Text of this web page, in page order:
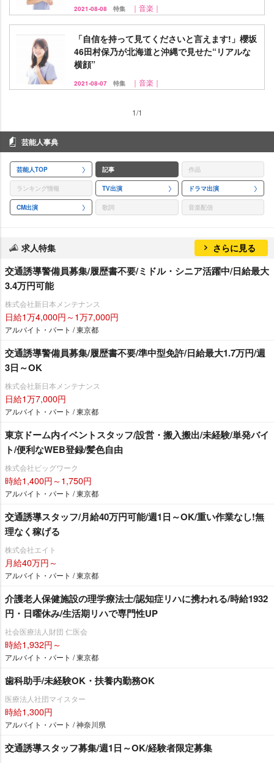
2021-08-08 特集 ｜音楽｜
「自信を持って見てくださいと言えます!」櫻坂
46田村保乃が北海道と沖縄で見せた“リアルな
横顔”
2021-08-07 特集 ｜音楽｜
1/1
芸能人事典
芸能人TOP 記事 作品
ランキング情報 TV出演 ドラマ出演
CM出演 歌詞 音楽配信
求人特集 さらに見る
交通誘導警備員募集/履歴書不要/ミドル・シニア活躍中/日給最大
3.4万円可能
株式会社新日本メンテナンス
日給1万4,000円～1万7,000円
アルバイト・パート / 東京都
交通誘導警備員募集/履歴書不要/準中型免許/日給最大1.7万円/週
3日～OK
株式会社新日本メンテナンス
日給1万7,000円
アルバイト・パート / 東京都
東京ドーム内イベントスタッフ/設営・搬入搬出/未経験/単発バイ
ト/便利なWEB登録/髪色自由
株式会社ビッグワーク
時給1,400円～1,750円
アルバイト・パート / 東京都
交通誘導スタッフ/月給40万円可能/週1日～OK/重い作業なし!無
理なく稼げる
株式会社エイト
月給40万円～
アルバイト・パート / 東京都
介護老人保健施設の理学療法士/認知症リハに携われる/時給1932
円・日曜休み/生活期リハで専門性UP
社会医療法人財団 仁医会
時給1,932円～
アルバイト・パート / 東京都
歯科助手/未経験OK・扶養内勤務OK
医療法人社団マイスター
時給1,300円
アルバイト・パート / 神奈川県
交通誘導スタッフ募集/週1日～OK/経験者限定募集